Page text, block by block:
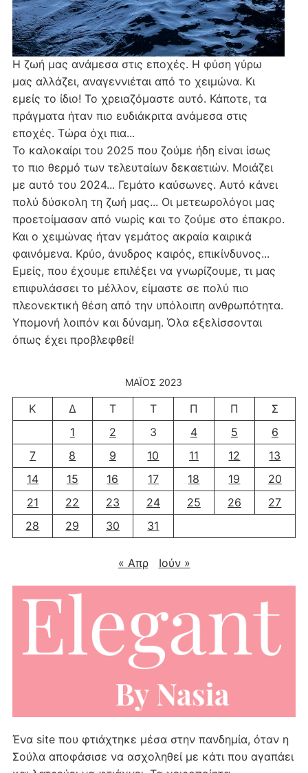
Η ζωή μας ανάμεσα στις εποχές. Η φύση γύρω
μας αλλάζει, αναγεννιέται από το χειμώνα. Κι
εμείς το ίδιο! Το χρειαζόμαστε αυτό. Κάποτε, τα
πράγματα ήταν πιο ευδιάκριτα ανάμεσα στις
εποχές. Τώρα όχι πια...
Το καλοκαίρι του 2025 που ζούμε ήδη είναι ίσως
το πιο θερμό των τελευταίων δεκαετιών. Μοιάζει
με αυτό του 2024... Γεμάτο καύσωνες. Αυτό κάνει
πολύ δύσκολη τη ζωή μας... Οι μετεωρολόγοι μας
προετοίμασαν από νωρίς και το ζούμε στο έπακρο.
Και ο χειμώνας ήταν γεμάτος ακραία καιρικά
φαινόμενα. Κρύο, άνυδρος καιρός, επικίνδυνος...
Εμείς, που έχουμε επιλέξει να γνωρίζουμε, τι μας
επιφυλάσσει το μέλλον, είμαστε σε πολύ πιο
πλεονεκτική θέση από την υπόλοιπη ανθρωπότητα.
Υπομονή λοιπόν και δύναμη. Όλα εξελίσσονται
όπως έχει προβλεφθεί!
ΜΆΙΟΣ 2023
Κ Δ Τ Τ Π Π
Σ
1
2 3 4 5
6
7
8 9 10 11 12
13
14
15 16 17 18 19
20
21
22 23 24 25 26
27
28
29 30 31
« Απρ Ιούν »
Ένα site που φτιάχτηκε μέσα στην πανδημία, όταν η
Σούλα αποφάσισε να ασχοληθεί με κάτι που αγαπάει